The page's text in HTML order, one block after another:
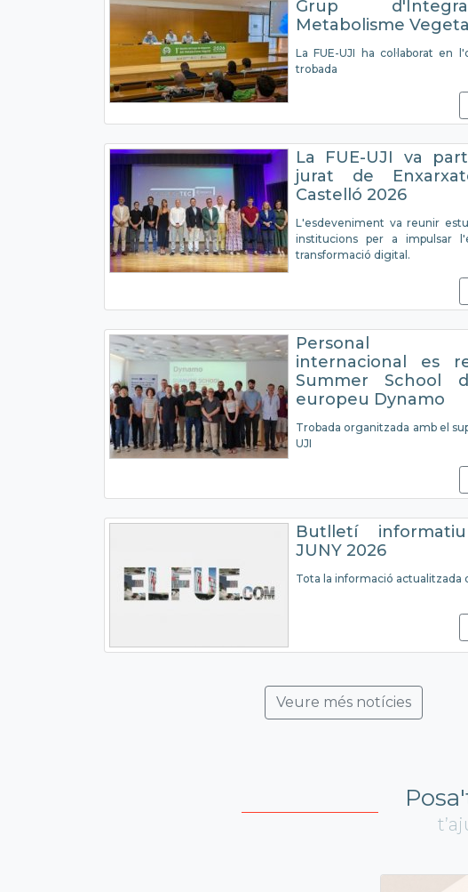
Grup
Metabolisme
La FUE-UJI ha col·laborat en
trobada
La FUE-UJI va
jurat de
Castelló 2026
L'esdeveniment va reunir
institucions per a impulsar
transformació digital.
Personal
internacional es
Summer School
europeu Dynamo
Trobada organitzada amb el
UJI
Butlletí
JUNY 2026
Tota la informació actualitzada
Veure més notícies